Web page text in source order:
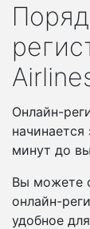
Онлайн-
начинается
минут до
Вы можете
онлайн-
удобное